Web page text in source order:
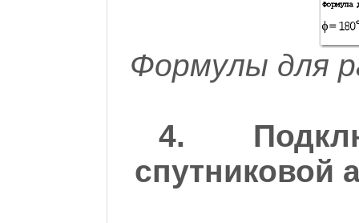
Формулы для
4.
спутниковой